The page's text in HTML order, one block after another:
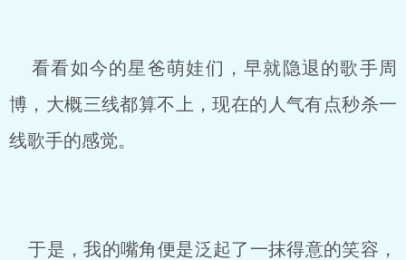
看看如今的星爸萌娃们，早就隐退的歌手周
博，大概三线都算不上，现在的人气有点秒杀一
线歌手的感觉。
于是，我的嘴角便是泛起了一抹得意的笑容，